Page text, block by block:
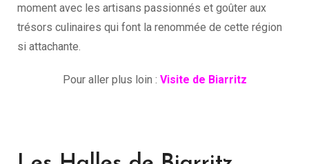
moment avec les artisans passionnés et goûter aux
trésors culinaires qui font la renommée de cette région
si attachante.
Pour aller plus loin : Visite de Biarritz